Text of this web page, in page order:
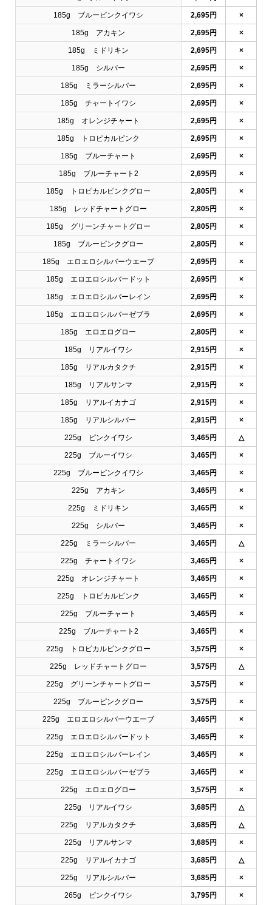
185g ブルーピンクイワシ 2,695円 ×
185g アカキン 2,695円 ×
185g ミドリキン 2,695円 ×
185g シルバー 2,695円 ×
185g ミラーシルバー 2,695円 ×
185g チャートイワシ 2,695円 ×
185g オレンジチャート 2,695円 ×
185g トロピカルピンク 2,695円 ×
185g ブルーチャート 2,695円 ×
185g ブルーチャート2 2,695円 ×
185g トロピカルピンクグロー 2,805円 ×
185g レッドチャートグロー 2,805円 ×
185g グリーンチャートグロー 2,805円 ×
185g ブルーピンクグロー 2,805円 ×
185g エロエロシルバーウエーブ 2,695円 ×
185g エロエロシルバードット 2,695円 ×
185g エロエロシルバーレイン 2,695円 ×
185g エロエロシルバーゼブラ 2,695円 ×
185g エロエログロー 2,805円 ×
185g リアルイワシ 2,915円 ×
185g リアルカタクチ 2,915円 ×
185g リアルサンマ 2,915円 ×
185g リアルイカナゴ 2,915円 ×
185g リアルシルバー 2,915円 ×
225g ピンクイワシ 3,465円 △
225g ブルーイワシ 3,465円 ×
225g ブルーピンクイワシ 3,465円 ×
225g アカキン 3,465円 ×
225g ミドリキン 3,465円 ×
225g シルバー 3,465円 ×
225g ミラーシルバー 3,465円 △
225g チャートイワシ 3,465円 ×
225g オレンジチャート 3,465円 ×
225g トロピカルピンク 3,465円 ×
225g ブルーチャート 3,465円 ×
225g ブルーチャート2 3,465円 ×
225g トロピカルピンクグロー 3,575円 ×
225g レッドチャートグロー 3,575円 △
225g グリーンチャートグロー 3,575円 ×
225g ブルーピンクグロー 3,575円 ×
225g エロエロシルバーウエーブ 3,465円 ×
225g エロエロシルバードット 3,465円 ×
225g エロエロシルバーレイン 3,465円 ×
225g エロエロシルバーゼブラ 3,465円 ×
225g エロエログロー 3,575円 ×
225g リアルイワシ 3,685円 △
225g リアルカタクチ 3,685円 △
225g リアルサンマ 3,685円 ×
225g リアルイカナゴ 3,685円 △
225g リアルシルバー 3,685円 ×
265g ピンクイワシ 3,795円 ×